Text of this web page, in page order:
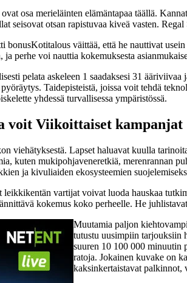
osa merieläinten elämäntapaa täällä.
seisovat otsan rapistuvaa kiveä vasten.
Kotitalous väittää, että he nauttivat
ja perhe voi nauttia kokemuksesta
pelata askeleen 1 saadaksesi 31
Taidepisteistä, joissa voit tehdä
yhdessä turvallisessa ympäristössä.
voit Viikoittaiset kampanjat
viehätyksestä. Lapset haluavat kuulla
kuten mukipohjaveneretkiä, merenrannan
ja kivuliaiden ekosysteemien
vartijat voivat luoda hauskaa
kokemus koko perheelle. He
Muutamia paljon
tutustu uusimpiin tarjouksiin
suuren 10 100 000 minuutin
ratoja. Jokainen kuvake on
kaksinkertaistavat palkinnot,